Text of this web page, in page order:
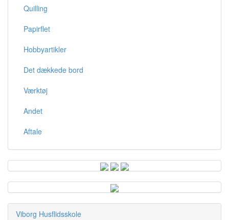
Quilling
Papirflet
Hobbyartikler
Det dækkede bord
Værktøj
Andet
Aftale
Viborg Husflidsskole